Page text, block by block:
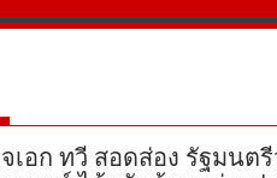
เอก ทวี สอดส่อง รัฐมนต